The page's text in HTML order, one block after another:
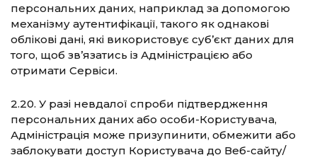
персональних даних, наприклад за допомогою
механізму аутентифікації, такого як однакові
облікові дані, які використовує суб’єкт даних для
того, щоб зв’язатись із Адміністрацією або
отримати Сервіси.
2.20. У разі невдалої спроби підтвердження
персональних даних або особи-Користувача,
Адміністрація може призупинити, обмежити або
заблокувати доступ Користувача до Веб-сайту/